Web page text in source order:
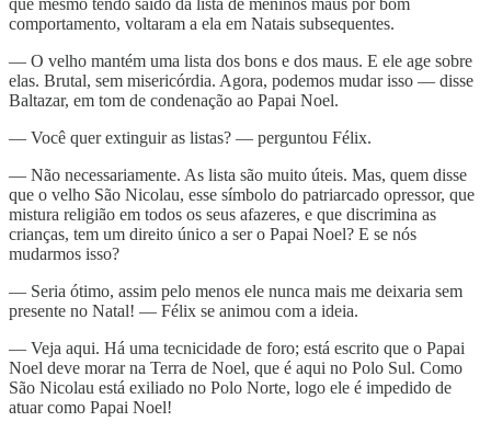
comportamento, voltaram a ela em Natais subsequentes.
— O velho mantém uma lista dos bons e dos maus. E ele age sobre
elas. Brutal, sem misericórdia. Agora, podemos mudar isso — disse
Baltazar, em tom de condenação ao Papai Noel.
— Você quer extinguir as listas? — perguntou Félix.
— Não necessariamente. As lista são muito úteis. Mas, quem disse
que o velho São Nicolau, esse símbolo do patriarcado opressor, que
mistura religião em todos os seus afazeres, e que discrimina as
crianças, tem um direito único a ser o Papai Noel? E se nós
mudarmos isso?
— Seria ótimo, assim pelo menos ele nunca mais me deixaria sem
presente no Natal! — Félix se animou com a ideia.
— Veja aqui. Há uma tecnicidade de foro; está escrito que o Papai
Noel deve morar na Terra de Noel, que é aqui no Polo Sul. Como
São Nicolau está exiliado no Polo Norte, logo ele é impedido de
atuar como Papai Noel!